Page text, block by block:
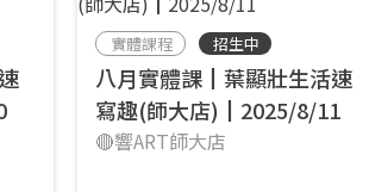
實體課程 招生中
八月實體課┃葉顯壯生活速
寫趣(師大店)┃2025/8/11
🔴響ART師大店